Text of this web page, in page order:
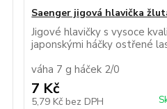
Saenger jigová hlavička
Jigové hlavičky s vysoce
japonskými háčky ostřené
váha 7 g háček 2/0
7 Kč
5,79 Kč bez DPH